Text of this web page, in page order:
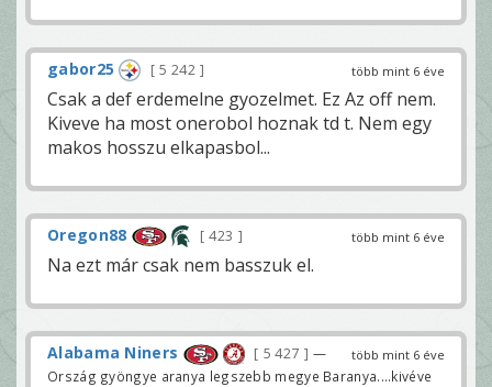
több mint 6 éve
gabor25 5 242
Csak a def erdemelne gyozelmet. Ez Az off nem.
Kiveve ha most onerobol hoznak td t. Nem egy
makos hosszu elkapasbol...
több mint 6 éve
Oregon88 423
Na ezt már csak nem basszuk el.
több mint 6 éve
Alabama Niners 5 427
—
Ország gyöngye aranya legszebb megye Baranya....kivéve